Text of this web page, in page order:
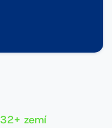
32+ zemí